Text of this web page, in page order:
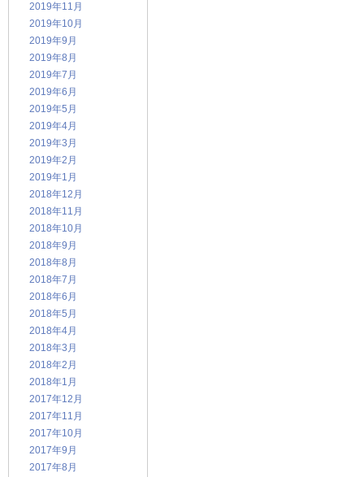
2019年11月
2019年10月
2019年9月
2019年8月
2019年7月
2019年6月
2019年5月
2019年4月
2019年3月
2019年2月
2019年1月
2018年12月
2018年11月
2018年10月
2018年9月
2018年8月
2018年7月
2018年6月
2018年5月
2018年4月
2018年3月
2018年2月
2018年1月
2017年12月
2017年11月
2017年10月
2017年9月
2017年8月